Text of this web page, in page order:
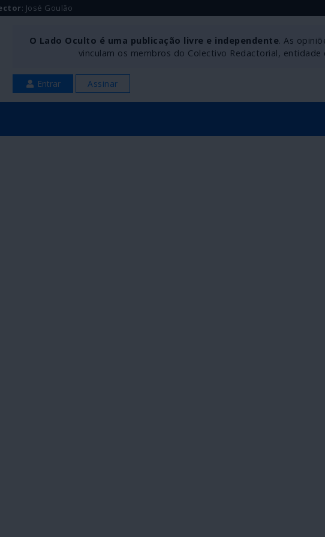
: José Goulão
O Lado Oculto é uma publicação livre e independente. As
vinculam os membros do Colectivo Redactorial,
Entrar Assinar